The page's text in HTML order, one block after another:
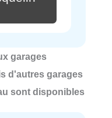
garages
d'autres garages
sont disponibles